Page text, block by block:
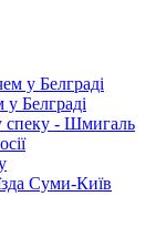
Белграді
спеку - Шмигаль
Суми-Київ